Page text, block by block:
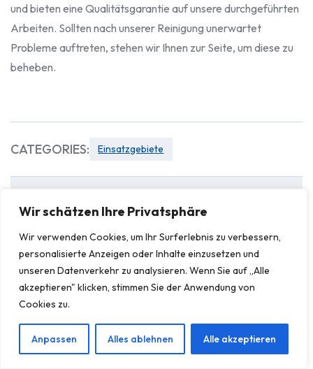
Wir schätzen Ihre Privatsphäre
Wir verwenden Cookies, um Ihr Surferlebnis zu verbessern,
personalisierte Anzeigen oder Inhalte einzusetzen und
unseren Datenverkehr zu analysieren. Wenn Sie auf „Alle
akzeptieren" klicken, stimmen Sie der Anwendung von
Cookies zu.
Anpassen Alles ablehnen Alle akzeptieren
und bieten eine Qualitätsgarantie auf unsere durchgeführten
Arbeiten. Sollten nach unserer Reinigung unerwartet
Probleme auftreten, stehen wir Ihnen zur Seite, um diese zu
beheben.
CATEGORIES: Einsatzgebiete
Suchen
Neueste Beiträge